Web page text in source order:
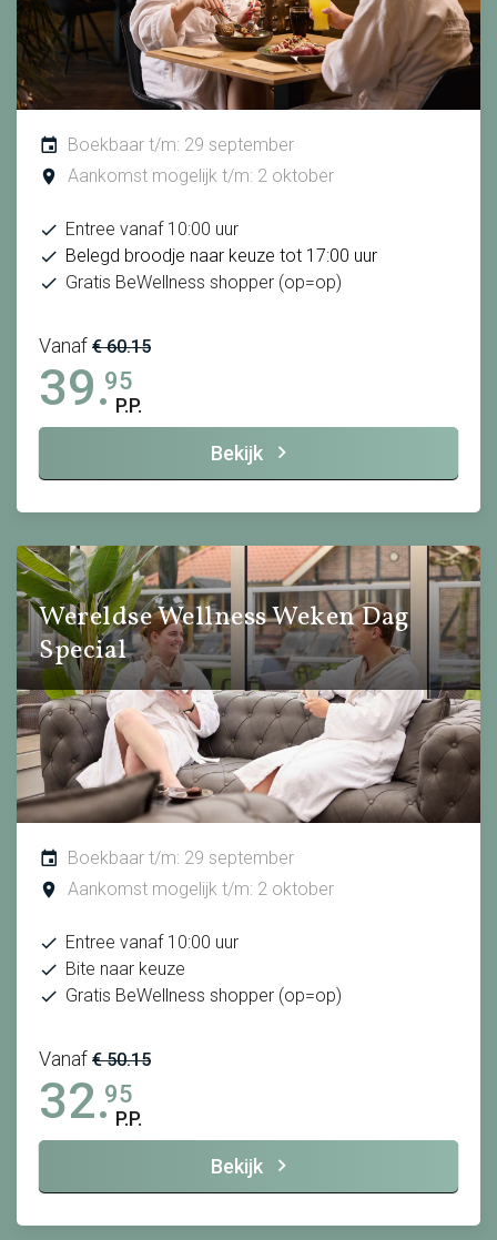
Boekbaar t/m: 29 september
Aankomst mogelijk t/m: 2 oktober
Entree vanaf 10:00 uur
Belegd broodje naar keuze tot 17:00 uur
Gratis BeWellness shopper (op=op)
Vanaf € 60.15
39.95
P.P.
Bekijk
Wereldse Wellness Weken Dag
Special
Boekbaar t/m: 29 september
Aankomst mogelijk t/m: 2 oktober
Entree vanaf 10:00 uur
Bite naar keuze
Gratis BeWellness shopper (op=op)
Vanaf € 50.15
32.95
P.P.
Bekijk